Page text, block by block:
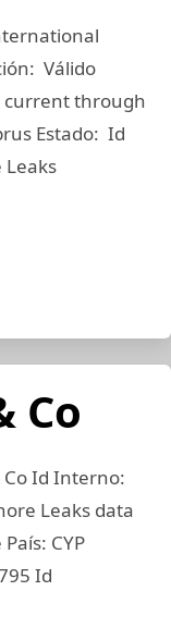
Válido
current through
Estado: Id
Co
Co Id Interno:
Leaks data
CYP
Id